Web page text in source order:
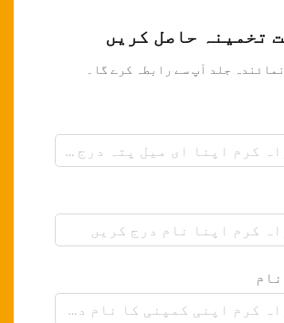
تخمینہ حاصل کریں
جلد آپ سے رابطہ کرے گا۔